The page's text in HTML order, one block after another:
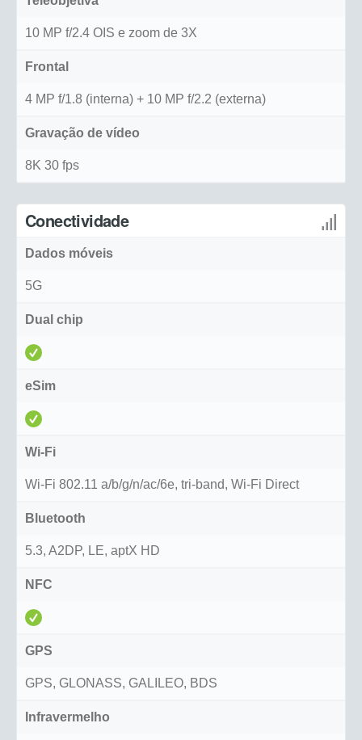
10 MP f/2.4 OIS e zoom de 3X
Frontal
4 MP f/1.8 (interna) + 10 MP f/2.2 (externa)
Gravação de vídeo
8K 30 fps
Conectividade
Dados móveis
5G
Dual chip
eSim
Wi-Fi
Wi-Fi 802.11 a/b/g/n/ac/6e, tri-band, Wi-Fi Direct
Bluetooth
5.3, A2DP, LE, aptX HD
NFC
GPS
GPS, GLONASS, GALILEO, BDS
Infravermelho